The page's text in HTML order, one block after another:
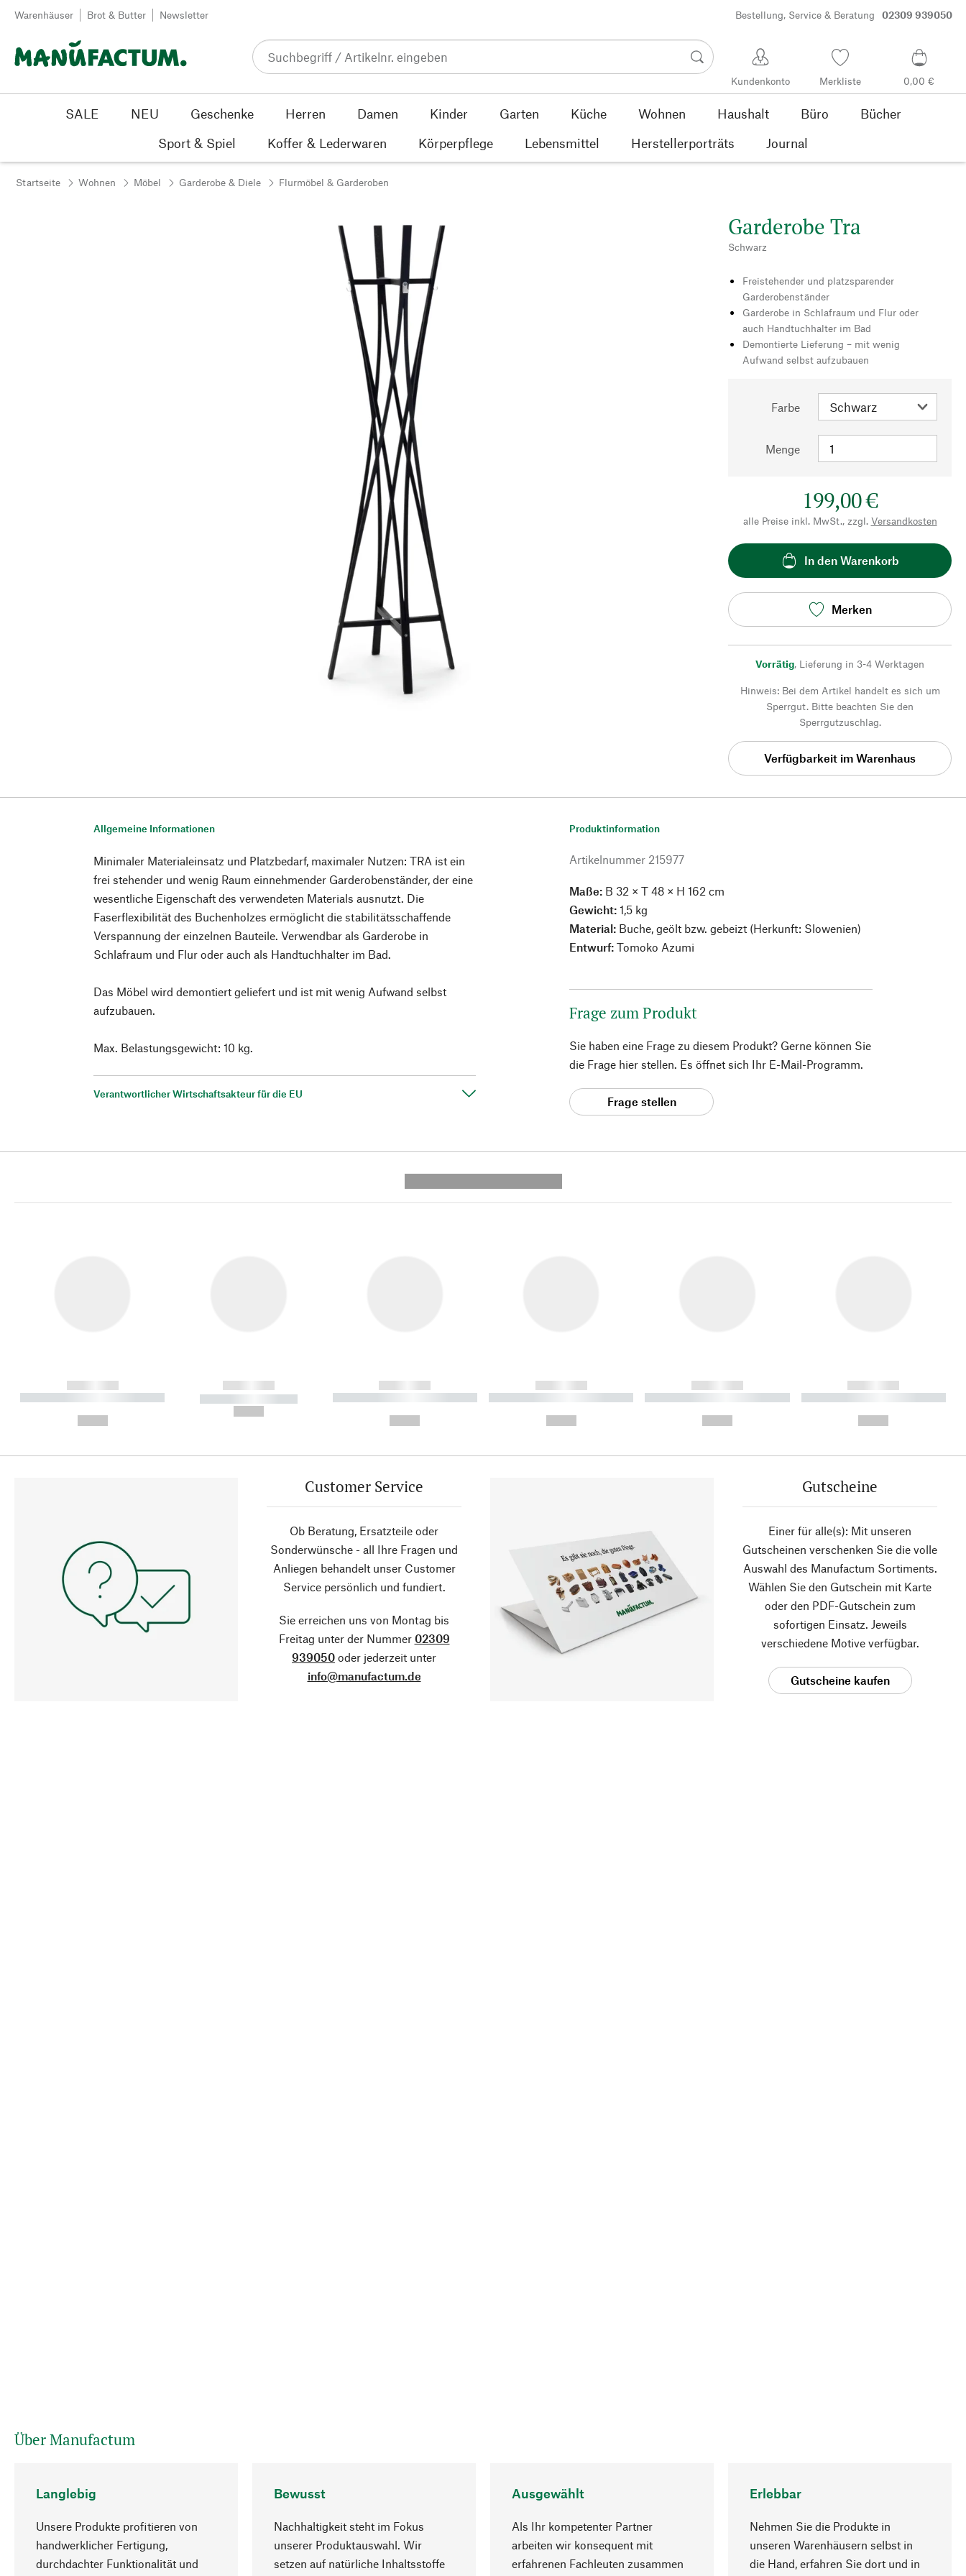
Zum Inhalt springen
Warenhäuser Brot & Butter Newsletter Bestellung, Service & Beratung 02309 939050
Kundenkonto Merkliste 0,00 €
SALE NEU Geschenke Herren Damen Kinder Garten Küche Wohnen Haushalt Büro
Bücher
Sport & Spiel
Koffer & Lederwaren Körperpflege Lebensmittel Herstellerporträts Journal
Startseite Wohnen Möbel Garderobe & Diele Flurmöbel & Garderoben
Garderobe Tra
Schwarz
Freistehender und platzsparender
Garderobenständer
Garderobe in Schlafraum und Flur oder
auch Handtuchhalter im Bad
Demontierte Lieferung – mit wenig
Aufwand selbst aufzubauen
Farbe
Menge
199,00 €
alle Preise inkl. MwSt., zzgl. Versandkosten
In den Warenkorb
Merken
Vorrätig, Lieferung in 3-4 Werktagen
Hinweis: Bei dem Artikel handelt es sich um
Sperrgut. Bitte beachten Sie den
Sperrgutzuschlag.
Verfügbarkeit im Warenhaus
Allgemeine Informationen
Minimaler Materialeinsatz und Platzbedarf, maximaler Nutzen: TRA ist ein
frei stehender und wenig Raum einnehmender Garderobenständer, der eine
wesentliche Eigenschaft des verwendeten Materials ausnutzt. Die
Faserflexibilität des Buchenholzes ermöglicht die stabilitätsschaffende
Verspannung der einzelnen Bauteile. Verwendbar als Garderobe in
Schlafraum und Flur oder auch als Handtuchhalter im Bad.
Das Möbel wird demontiert geliefert und ist mit wenig Aufwand selbst
aufzubauen.
Max. Belastungsgewicht: 10 kg.
Verantwortlicher Wirtschaftsakteur für die EU
Produktinformation
Artikelnummer 215977
Maße: B 32 × T 48 × H 162 cm
Gewicht: 1,5 kg
Material: Buche, geölt bzw. gebeizt (Herkunft: Slowenien)
Entwurf: Tomoko Azumi
Frage zum Produkt
Sie haben eine Frage zu diesem Produkt? Gerne können Sie
die Frage hier stellen. Es öffnet sich Ihr E-Mail-Programm.
Frage stellen
------------
----------- ----------- ----------
------------
----------- -----------
------------
----------- ----------- ----------
------------
----------- ----------- ----------
------------
----------- ----------- ----------
------------
----------- ----------- ----------
Customer Service
Ob Beratung, Ersatzteile oder
Sonderwünsche - all Ihre Fragen und
Anliegen behandelt unser Customer
Service persönlich und fundiert.
Sie erreichen uns von Montag bis
Freitag unter der Nummer 02309
939050 oder jederzeit unter
info@manufactum.de
Gutscheine
Einer für alle(s): Mit unseren
Gutscheinen verschenken Sie die volle
Auswahl des Manufactum Sortiments.
Wählen Sie den Gutschein mit Karte
oder den PDF-Gutschein zum
sofortigen Einsatz. Jeweils
verschiedene Motive verfügbar.
Gutscheine kaufen
Über Manufactum
Langlebig
Unsere Produkte profitieren von
handwerklicher Fertigung,
durchdachter Funktionalität und
Bewusst
Nachhaltigkeit steht im Fokus
unserer Produktauswahl. Wir
setzen auf natürliche Inhaltsstoffe
Ausgewählt
Als Ihr kompetenter Partner
arbeiten wir konsequent mit
erfahrenen Fachleuten zusammen
Erlebbar
Nehmen Sie die Produkte in
unseren Warenhäusern selbst in
die Hand, erfahren Sie dort und in